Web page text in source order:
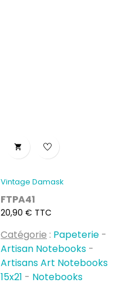

Vintage Damask
FTPA41
Prix
20,90 € TTC
Catégorie : Papeterie -
Artisan Notebooks -
Artisans Art Notebooks
15x21 - Notebooks